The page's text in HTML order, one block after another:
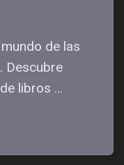
de las
Descubre
libros …